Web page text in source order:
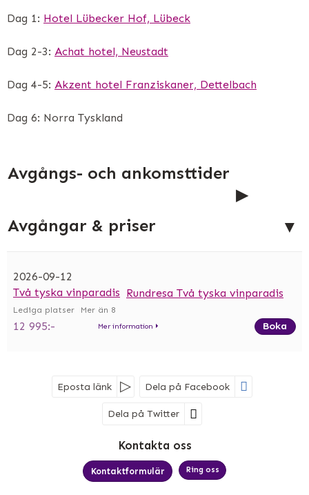
Dag 1: Hotel Lübecker Hof, Lübeck
Dag 2-3: Achat hotel, Neustadt
Dag 4-5: Akzent hotel Franziskaner, Dettelbach
Dag 6: Norra Tyskland
Avgångs- och ankomsttider
Avgångar & priser
2026-09-12
Två tyska vinparadis Rundresa Två tyska vinparadis
Mer än 8
12 995:- Boka
Mer information
Eposta länk Dela på Facebook
Dela på Twitter
Sociala medier
Kontakta oss
Kontaktformulär Ring oss